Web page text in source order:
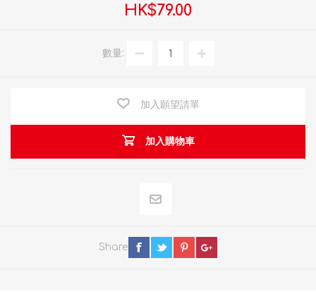
HK$79.00
數量:
加入願望請單
加入購物車
Share